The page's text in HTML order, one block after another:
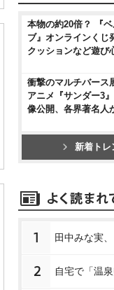
本物の約20倍？ 『
ブ』オンラインくじ
クッションなど遊び
衝撃のマルチバー
アニメ『サンダー3
像公開、各界著名人
新着トレ
1 田中みな実
2 自宅で「温